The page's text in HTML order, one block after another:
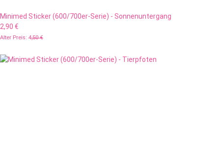
Minimed Sticker (600/700er-Serie) - Sonnenuntergang
2,90 €
Alter Preis: 4,50 €